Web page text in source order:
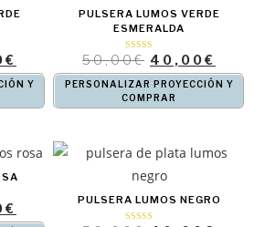
€
Y
PULSERA LUMOS VERDE
ESMERALDA
Valorado con
5.00
de 5
50,00€ 40,00€
PERSONALIZAR PROYECCIÓN Y
COMPRAR
€
PULSERA LUMOS NEGRO